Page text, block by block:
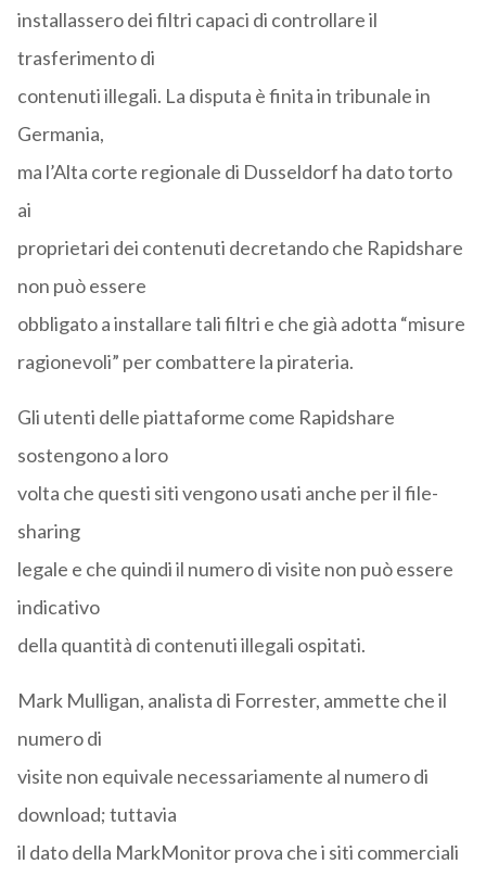
installassero dei filtri capaci di controllare il
trasferimento di
contenuti illegali. La disputa è finita in tribunale in
Germania,
ma l’Alta corte regionale di Dusseldorf ha dato torto
ai
proprietari dei contenuti decretando che Rapidshare
non può essere
obbligato a installare tali filtri e che già adotta “misure
ragionevoli” per combattere la pirateria.
Gli utenti delle piattaforme come Rapidshare
sostengono a loro
volta che questi siti vengono usati anche per il file-
sharing
legale e che quindi il numero di visite non può essere
indicativo
della quantità di contenuti illegali ospitati.
Mark Mulligan, analista di Forrester, ammette che il
numero di
visite non equivale necessariamente al numero di
download; tuttavia
il dato della MarkMonitor prova che i siti commerciali